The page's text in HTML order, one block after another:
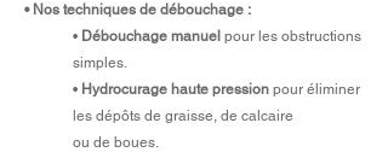
• Nos techniques de débouchage :
• Débouchage manuel pour les obstructions
simples.
• Hydrocurage haute pression pour éliminer
les dépôts de graisse, de calcaire
ou de boues.